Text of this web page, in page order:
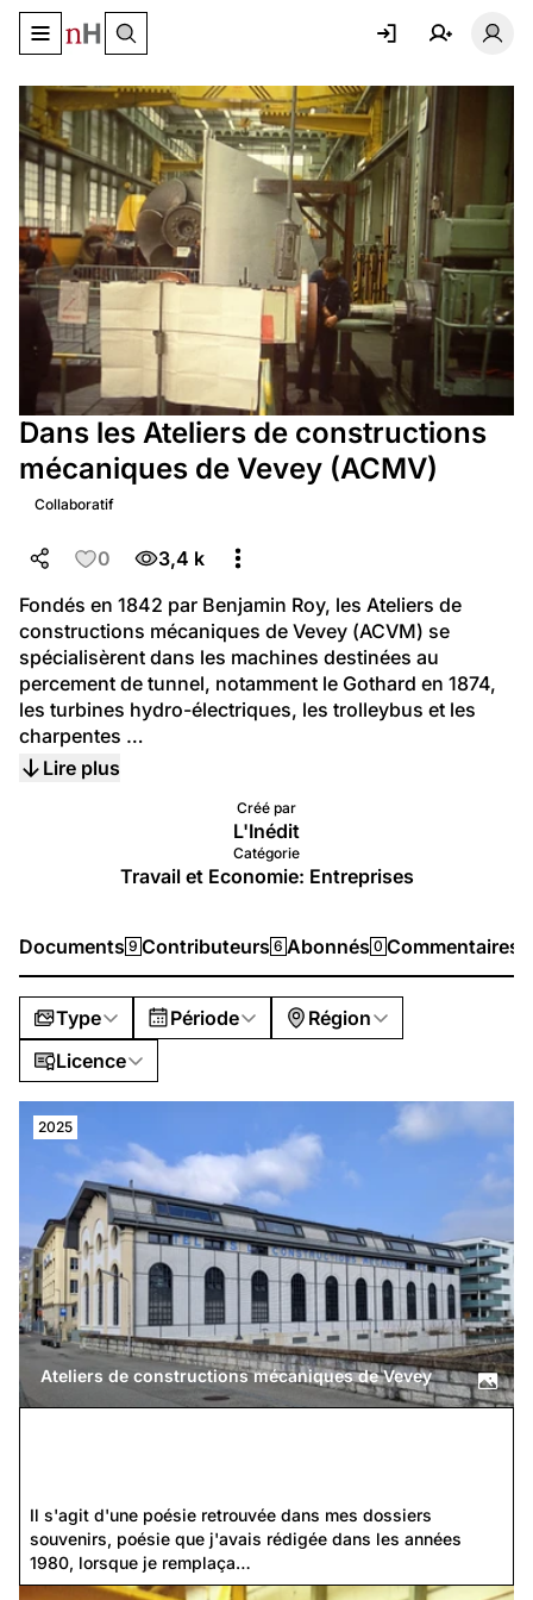
Basculer le menu de navigation
Dans les Ateliers de constructions
mécaniques de Vevey (ACMV)
Collaboratif
0
3,4 k
Fondés en 1842 par Benjamin Roy, les Ateliers de
constructions mécaniques de Vevey (ACVM) se
spécialisèrent dans les machines destinées au
percement de tunnel, notamment le Gothard en 1874,
les turbines hydro-électriques, les trolleybus et les
charpentes …
Lire plus
Créé par
L'Inédit
Catégorie
Travail et Economie: Entreprises
Documents 9 Contributeurs 6 Abonnés 0 Commentaires
Type Période
Région
Licence
2025
Ateliers de constructions mécaniques de Vevey
Il s'agit d'une poésie retrouvée dans mes dossiers
souvenirs, poésie que j'avais rédigée dans les années
1980, lorsque je remplaça…